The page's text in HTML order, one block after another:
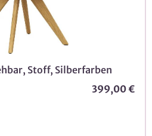
Stoff, Silberfarben
399,00 €